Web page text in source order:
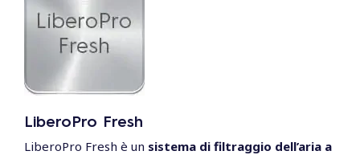
Guarda il video tutorial.
LiberoPro Fresh
LiberoPro Fresh è un sistema di filtraggio dell’aria a